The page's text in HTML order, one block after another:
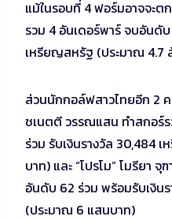
แม้ในรอบที่ 4 ฟอร์มอาจจะต
รวม 4 อันเดอร์พาร์ จบอันดับ
เหรียญสหรัฐ (ประมาณ 4.7
ส่วนนักกอล์ฟสาวไทยอีก 2
ชเนตตี วรรณแสน ทำสกอร์
ร่วม รับเงินรางวัล 30,484
บาท) และ “โปรโม” โมรียา
อันดับ 62 ร่วม พร้อมรับเงิน
(ประมาณ 6 แสนบาท)